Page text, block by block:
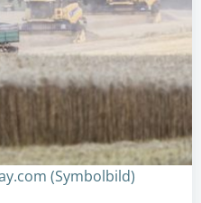
(Symbolbild)